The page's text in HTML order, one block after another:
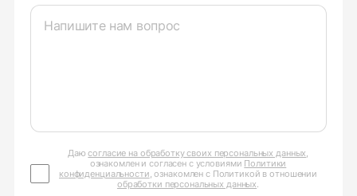
Даюсогласие на обработку своих персональных данных,
ознакомлен и согласен с условиями Политики
конфиденциальности, ознакомлен с Политикой в отношении
обработки персональных данных.